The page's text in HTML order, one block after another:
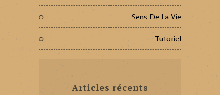
Sens De La Vie
Tutoriel
Articles récents